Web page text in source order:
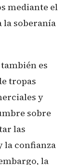
mediante el
la soberanía
es
tropas
y
sobre
las
la confianza
la